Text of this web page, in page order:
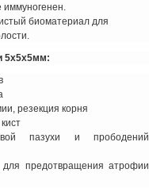
биоматериал для
5х5х5мм:
резекция корня
пазухи и прободений
для предотвращения атрофии